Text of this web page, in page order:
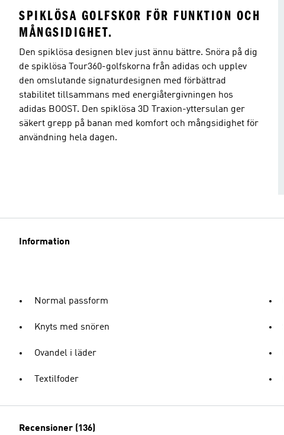
SPIKLÖSA GOLFSKOR FÖR FUNKTION OCH
MÅNGSIDIGHET.
Den spiklösa designen blev just ännu bättre. Snöra på dig
de spiklösa Tour360-golfskorna från adidas och upplev
den omslutande signaturdesignen med förbättrad
stabilitet tillsammans med energiåtergivningen hos
adidas BOOST. Den spiklösa 3D Traxion-yttersulan ger
säkert grepp på banan med komfort och mångsidighet för
användning hela dagen.
Information
Normal passform
Knyts med snören
Ovandel i läder
Textilfoder
Recensioner (136)